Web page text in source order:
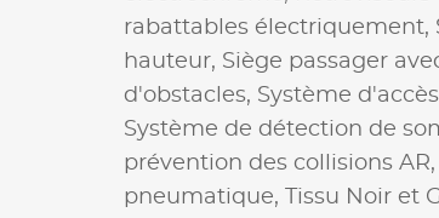
rabattables électriquement,
hauteur, Siège passager
d'obstacles, Système
Système de détection de
prévention des collisions AR,
pneumatique,
Tissu Noir et